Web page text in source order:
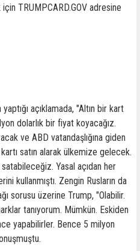
TRUMPCARD.GOV adresine
açıklamada, "Altın bir kart
dolarlık bir fiyat koyacağız.
ve ABD vatandaşlığına giden
satın alarak ülkemize gelecek.
Yasal açıdan her
kullanmıştı. Zengin Rusların da
sorusu üzerine Trump, "Olabilir.
tanıyorum. Mümkün. Eskiden
yapabilirler. Bence 5 milyon